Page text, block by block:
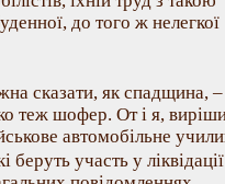
до того ж нелегкої
сказати, як спадщина, –
теж шофер. От і я,
автомобільне
беруть участь у ліквідації